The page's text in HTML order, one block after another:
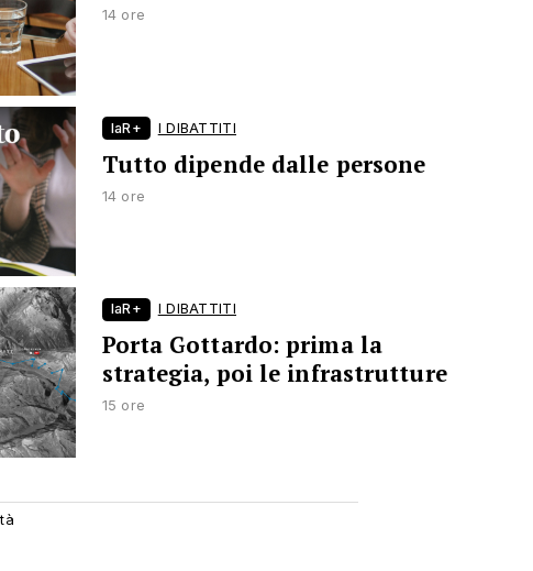
14 ore
laR+ I DIBATTITI
Tutto dipende dalle persone
14 ore
laR+ I DIBATTITI
Porta Gottardo: prima la
strategia, poi le infrastrutture
15 ore